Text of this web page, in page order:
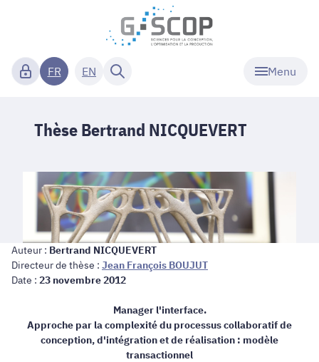
Menu
FR EN
Thèse Bertrand NICQUEVERT
Auteur : Bertrand NICQUEVERT
Directeur de thèse : Jean François BOUJUT
Date : 23 novembre 2012
Manager l'interface.
Approche par la complexité du processus collaboratif de
conception, d'intégration et de réalisation : modèle
transactionnel